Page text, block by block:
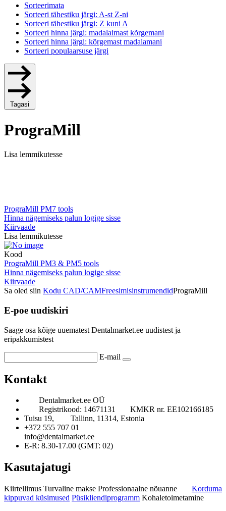
Sorteerimata
Sorteeri tähestiku järgi: A-st Z-ni
Sorteeri tähestiku järgi: Z kuni A
Sorteeri hinna järgi: madalaimast kõrgemani
Sorteeri hinna järgi: kõrgemast madalamani
Sorteeri populaarsuse järgi
Tagasi
PrograMill
Lisa lemmikutesse
PrograMill PM7 tools
Hinna nägemiseks palun logige sisse
Kiirvaade
Lisa lemmikutesse
Kood
PrograMill PM3 & PM5 tools
Hinna nägemiseks palun logige sisse
Kiirvaade
Sa oled siin Kodu CAD/CAMFreesimisinstrumendidPrograMill
E-poe uudiskiri
Saage osa kõige uuematest Dentalmarket.ee uudistest ja
eripakkumistest
E-mail
Kontakt
Dentalmarket.ee OÜ
Registrikood: 14671131
KMKR nr. EE102166185
Tuisu 19,
Tallinn, 11314, Estonia
+372 555 707 01
info@dentalmarket.ee
E-R: 8.30-17.00 (GMT: 02)
Kasutajatugi
Kiirtellimus Turvaline makse Professionaalne nõuanne
Korduma
kippuvad küsimused Püsikliendiprogramm Kohaletoimetamine